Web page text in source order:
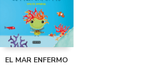
EL MAR ENFERMO